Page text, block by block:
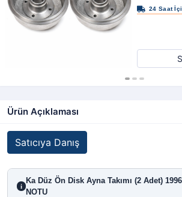
Ürün Açıklaması
Satıcıya Danış
i
Ka Düz Ön Disk Ayna Takımı (2 Adet)
NOTU